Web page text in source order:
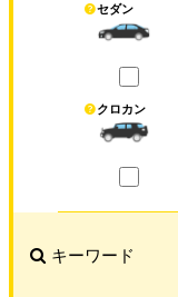
セダン
クロカン
キーワード